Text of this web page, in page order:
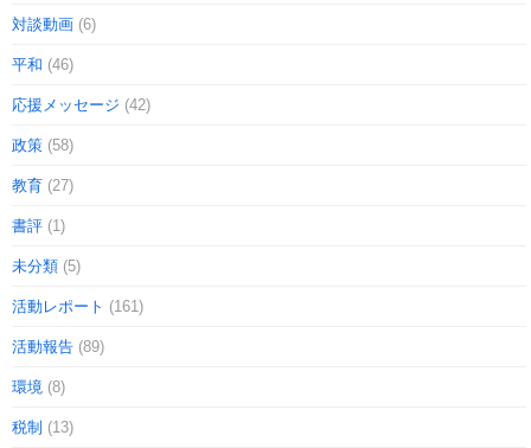
対談動画 (6)
平和 (46)
応援メッセージ (42)
政策 (58)
教育 (27)
書評 (1)
未分類 (5)
活動レポート (161)
活動報告 (89)
環境 (8)
税制 (13)